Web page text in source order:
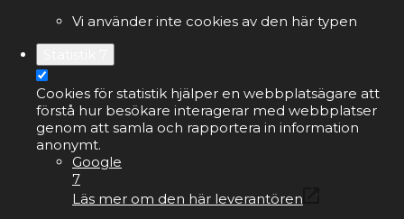
Vi använder inte cookies av den här typen
Cookies för statistik hjälper en webbplatsägare att
förstå hur besökare interagerar med webbplatser
genom att samla och rapportera in information
anonymt.
Google
7
Läs mer om den här leverantören